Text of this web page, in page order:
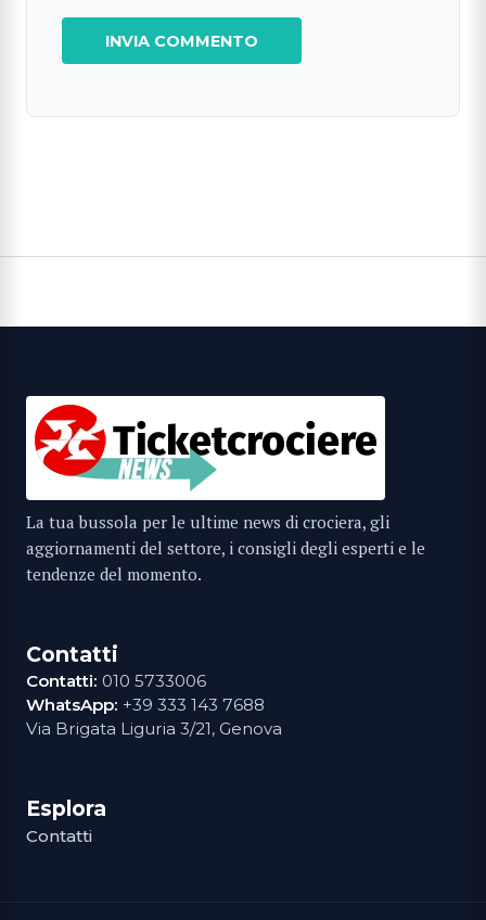
La tua bussola per le ultime news di crociera, gli
aggiornamenti del settore, i consigli degli esperti e le
tendenze del momento.
Contatti
Contatti: 010 5733006
WhatsApp: +39 333 143 7688
Via Brigata Liguria 3/21, Genova
Esplora
Contatti